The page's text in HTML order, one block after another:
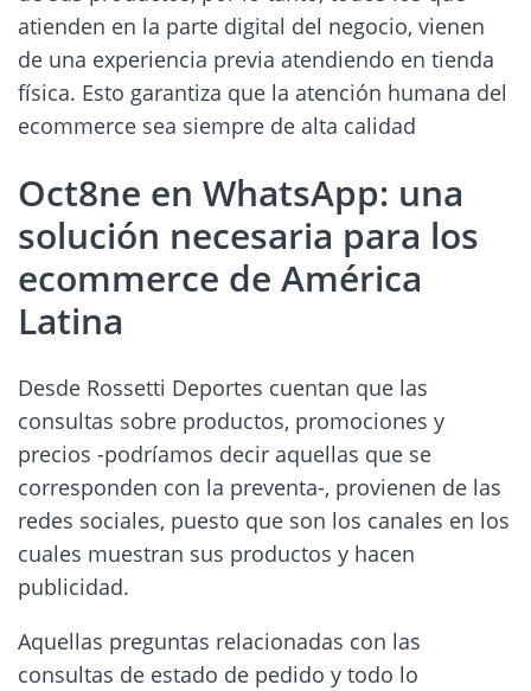
atienden en la parte digital del negocio, vienen
de una experiencia previa atendiendo en tienda
física. Esto garantiza que la atención humana del
ecommerce sea siempre de alta calidad
Oct8ne en WhatsApp: una
solución necesaria para los
ecommerce de América
Latina
Desde Rossetti Deportes cuentan que las
consultas sobre productos, promociones y
precios -podríamos decir aquellas que se
corresponden con la preventa-, provienen de las
redes sociales, puesto que son los canales en los
cuales muestran sus productos y hacen
publicidad.
Aquellas preguntas relacionadas con las
consultas de estado de pedido y todo lo